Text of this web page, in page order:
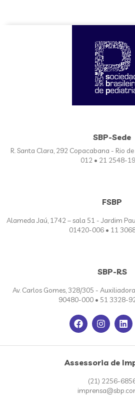
SBP-Sede
R. Santa Clara, 292 Copacabana - Rio
012 • 21 2548-
FSBP
Alameda Jaú, 1742 – sala 51 - Jardim
01420-006 • 11
SBP-RS
Av. Carlos Gomes, 328/305 -
90480-000 • 51 3328-
Assessoria de
(21) 2256-